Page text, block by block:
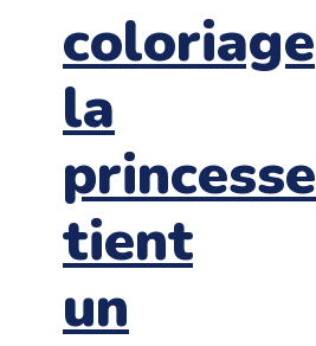
coloriage
la
princesse
tient
un